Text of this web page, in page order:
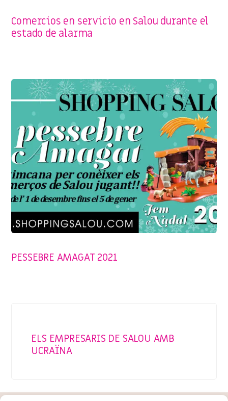
Comercios en servicio en Salou durante el
estado de alarma
PESSEBRE AMAGAT 2021
ELS EMPRESARIS DE SALOU AMB
UCRAÏNA